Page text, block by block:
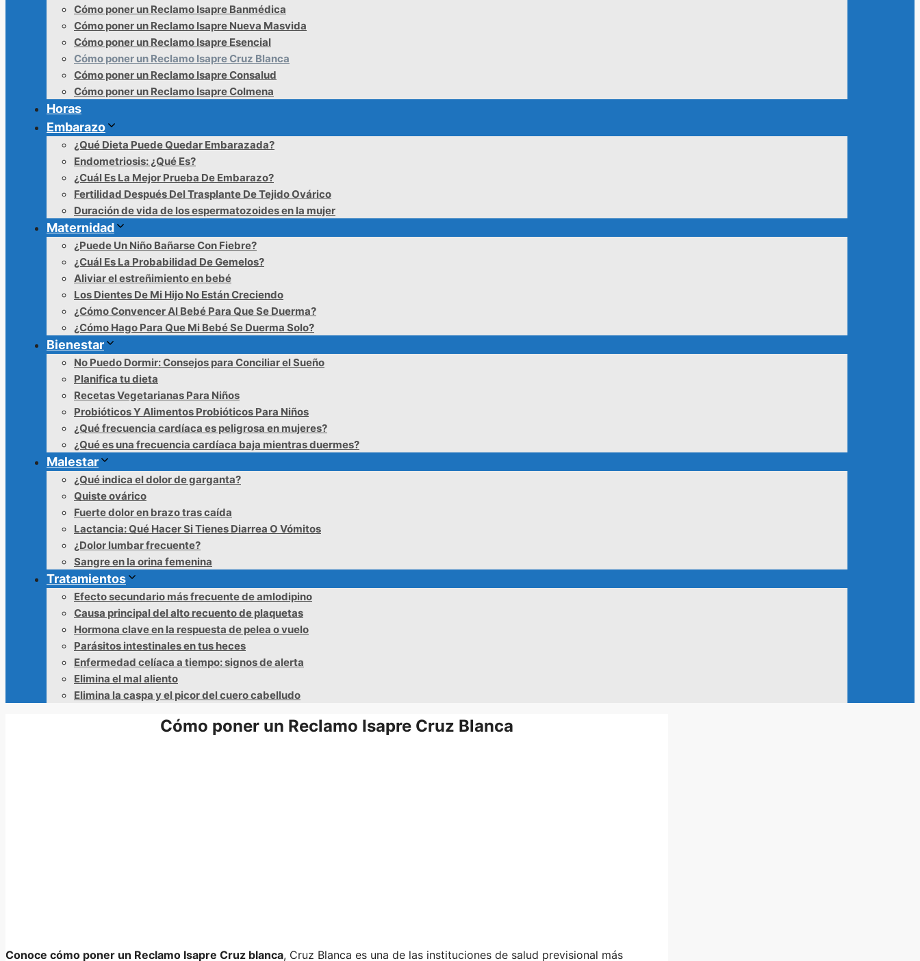
Cómo poner un Reclamo Isapre Banmédica
Cómo poner un Reclamo Isapre Nueva Masvida
Cómo poner un Reclamo Isapre Esencial
Cómo poner un Reclamo Isapre Cruz Blanca
Cómo poner un Reclamo Isapre Consalud
Cómo poner un Reclamo Isapre Colmena
Horas
Embarazo
¿Qué Dieta Puede Quedar Embarazada?
Endometriosis: ¿Qué Es?
¿Cuál Es La Mejor Prueba De Embarazo?
Fertilidad Después Del Trasplante De Tejido Ovárico
Duración de vida de los espermatozoides en la mujer
Maternidad
¿Puede Un Niño Bañarse Con Fiebre?
¿Cuál Es La Probabilidad De Gemelos?
Aliviar el estreñimiento en bebé
Los Dientes De Mi Hijo No Están Creciendo
¿Cómo Convencer Al Bebé Para Que Se Duerma?
¿Cómo Hago Para Que Mi Bebé Se Duerma Solo?
Bienestar
No Puedo Dormir: Consejos para Conciliar el Sueño
Planifica tu dieta
Recetas Vegetarianas Para Niños
Probióticos Y Alimentos Probióticos Para Niños
¿Qué frecuencia cardíaca es peligrosa en mujeres?
¿Qué es una frecuencia cardíaca baja mientras duermes?
Malestar
¿Qué indica el dolor de garganta?
Quiste ovárico
Fuerte dolor en brazo tras caída
Lactancia: Qué Hacer Si Tienes Diarrea O Vómitos
¿Dolor lumbar frecuente?
Sangre en la orina femenina
Tratamientos
Efecto secundario más frecuente de amlodipino
Causa principal del alto recuento de plaquetas
Hormona clave en la respuesta de pelea o vuelo
Parásitos intestinales en tus heces
Enfermedad celíaca a tiempo: signos de alerta
Elimina el mal aliento
Elimina la caspa y el picor del cuero cabelludo
Cómo poner un Reclamo Isapre Cruz Blanca
Conoce cómo poner un Reclamo Isapre Cruz blanca, Cruz Blanca es una de las instituciones de salud previsional más